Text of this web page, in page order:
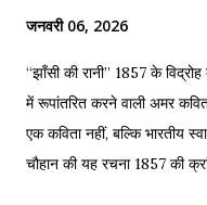
जनवरी 06, 2026
“झाँसी की रानी” 1857 के
में रूपांतरित करने वाली अमर
एक कविता नहीं, बल्कि भारतीय
चौहान की यह रचना 1857 की